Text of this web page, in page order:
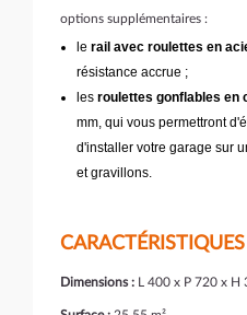
options supplémentaires :
le rail avec roulettes en
résistance accrue ;
les roulettes gonflables en
mm, qui vous permettront
d'installer votre garage sur
et gravillons.
Dimensions : L 400 x P 720 x H